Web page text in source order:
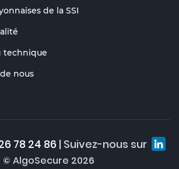
de la SSI
technique
nous
78 24 86 | Suivez-nous sur
© AlgoSecure 2026